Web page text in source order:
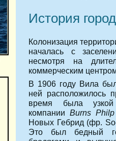
История
Колонизация
началась с
несмотря на
коммерческим
В 1906 году Вила
ней расположилось
время была узкой
компании Burns Philp
Новых Гебрид (фр.
Это был бедный